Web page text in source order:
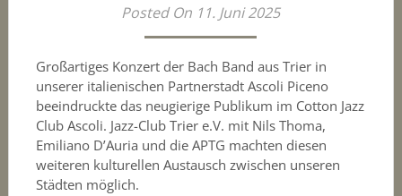
Posted On 11. Juni 2025
Großartiges Konzert der Bach Band aus Trier in
unserer italienischen Partnerstadt Ascoli Piceno
beeindruckte das neugierige Publikum im Cotton Jazz
Club Ascoli. Jazz-Club Trier e.V. mit Nils Thoma,
Emiliano D’Auria und die APTG machten diesen
weiteren kulturellen Austausch zwischen unseren
Städten möglich.